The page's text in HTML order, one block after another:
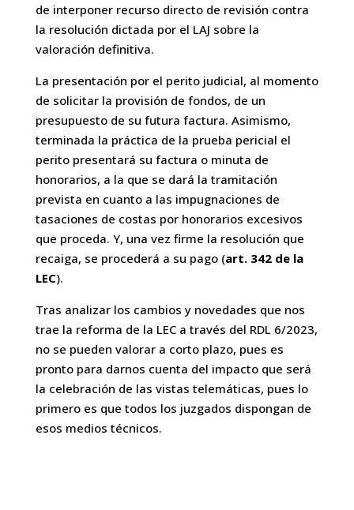
de interponer recurso directo de revisión contra
la resolución dictada por el LAJ sobre la
valoración definitiva.
La presentación por el perito judicial, al momento
de solicitar la provisión de fondos, de un
presupuesto de su futura factura. Asimismo,
terminada la práctica de la prueba pericial el
perito presentará su factura o minuta de
honorarios, a la que se dará la tramitación
prevista en cuanto a las impugnaciones de
tasaciones de costas por honorarios excesivos
que proceda. Y, una vez firme la resolución que
recaiga, se procederá a su pago (art. 342 de la
LEC).
Tras analizar los cambios y novedades que nos
trae la reforma de la LEC a través del RDL 6/2023,
no se pueden valorar a corto plazo, pues es
pronto para darnos cuenta del impacto que será
la celebración de las vistas telemáticas, pues lo
primero es que todos los juzgados dispongan de
esos medios técnicos.